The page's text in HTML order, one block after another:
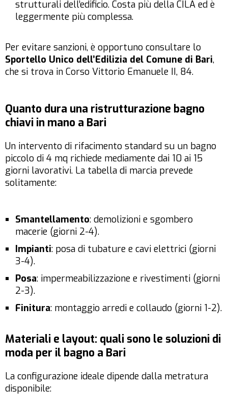
strutturali dell’edificio. Costa più della CILA ed è
leggermente più complessa.
Per evitare sanzioni, è opportuno consultare lo
Sportello Unico dell’Edilizia del Comune di Bari,
che si trova in Corso Vittorio Emanuele II, 84.
Quanto dura una ristrutturazione bagno
chiavi in mano a Bari
Un intervento di rifacimento standard su un bagno
piccolo di 4 mq richiede mediamente dai 10 ai 15
giorni lavorativi. La tabella di marcia prevede
solitamente:
Smantellamento: demolizioni e sgombero
macerie (giorni 2-4).
Impianti: posa di tubature e cavi elettrici (giorni
3-4).
Posa: impermeabilizzazione e rivestimenti (giorni
2-3).
Finitura: montaggio arredi e collaudo (giorni 1-2).
Materiali e layout: quali sono le soluzioni di
moda per il bagno a Bari
La configurazione ideale dipende dalla metratura
disponibile: